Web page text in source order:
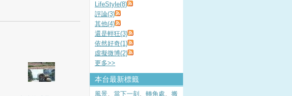
LifeStyle(8)
評論(3)
其他(4)
還是輕狂(3)
依然好奇(1)
虛擬微博(2)
更多>>
本台最新標籤
風景、 當下一刻 、 轉角處、 搬